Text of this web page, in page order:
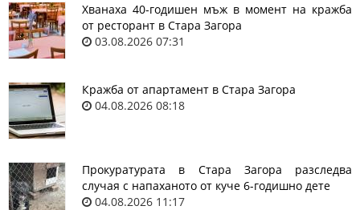
Хванаха 40-годишен мъж в момент на кражба
от ресторант в Стара Загора
03.08.2026 07:31
Кражба от апартамент в Стара Загора
04.08.2026 08:18
Прокуратурата в Стара Загора разследва
случая с напаханото от куче 6-годишно дете
04.08.2026 11:17